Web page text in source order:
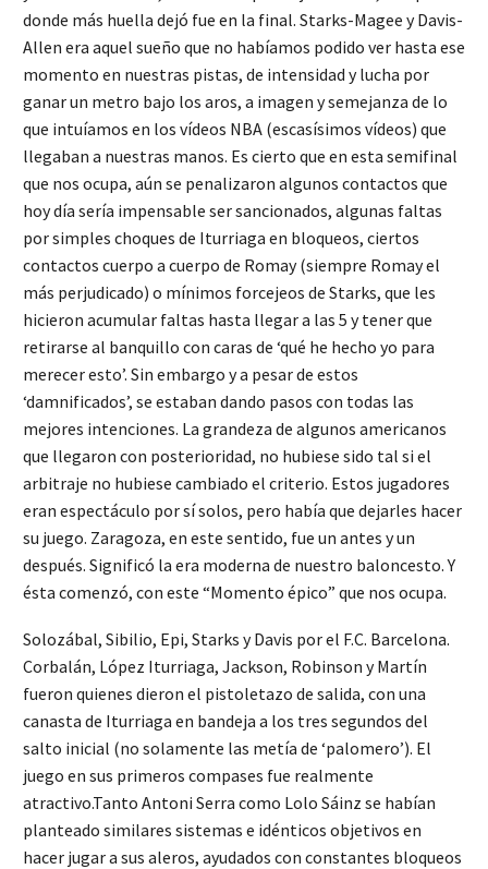
donde más huella dejó fue en la final. Starks-Magee y Davis-
Allen era aquel sueño que no habíamos podido ver hasta ese
momento en nuestras pistas, de intensidad y lucha por
ganar un metro bajo los aros, a imagen y semejanza de lo
que intuíamos en los vídeos NBA (escasísimos vídeos) que
llegaban a nuestras manos. Es cierto que en esta semifinal
que nos ocupa, aún se penalizaron algunos contactos que
hoy día sería impensable ser sancionados, algunas faltas
por simples choques de Iturriaga en bloqueos, ciertos
contactos cuerpo a cuerpo de Romay (siempre Romay el
más perjudicado) o mínimos forcejeos de Starks, que les
hicieron acumular faltas hasta llegar a las 5 y tener que
retirarse al banquillo con caras de ‘qué he hecho yo para
merecer esto’. Sin embargo y a pesar de estos
‘damnificados’, se estaban dando pasos con todas las
mejores intenciones. La grandeza de algunos americanos
que llegaron con posterioridad, no hubiese sido tal si el
arbitraje no hubiese cambiado el criterio. Estos jugadores
eran espectáculo por sí solos, pero había que dejarles hacer
su juego. Zaragoza, en este sentido, fue un antes y un
después. Significó la era moderna de nuestro baloncesto. Y
ésta comenzó, con este “Momento épico” que nos ocupa.
Solozábal, Sibilio, Epi, Starks y Davis por el F.C. Barcelona.
Corbalán, López Iturriaga, Jackson, Robinson y Martín
fueron quienes dieron el pistoletazo de salida, con una
canasta de Iturriaga en bandeja a los tres segundos del
salto inicial (no solamente las metía de ‘palomero’). El
juego en sus primeros compases fue realmente
atractivo.Tanto Antoni Serra como Lolo Sáinz se habían
planteado similares sistemas e idénticos objetivos en
hacer jugar a sus aleros, ayudados con constantes bloqueos